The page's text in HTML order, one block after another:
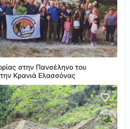
στην Πανσέληνο του
Κρανιά Ελασσόνας